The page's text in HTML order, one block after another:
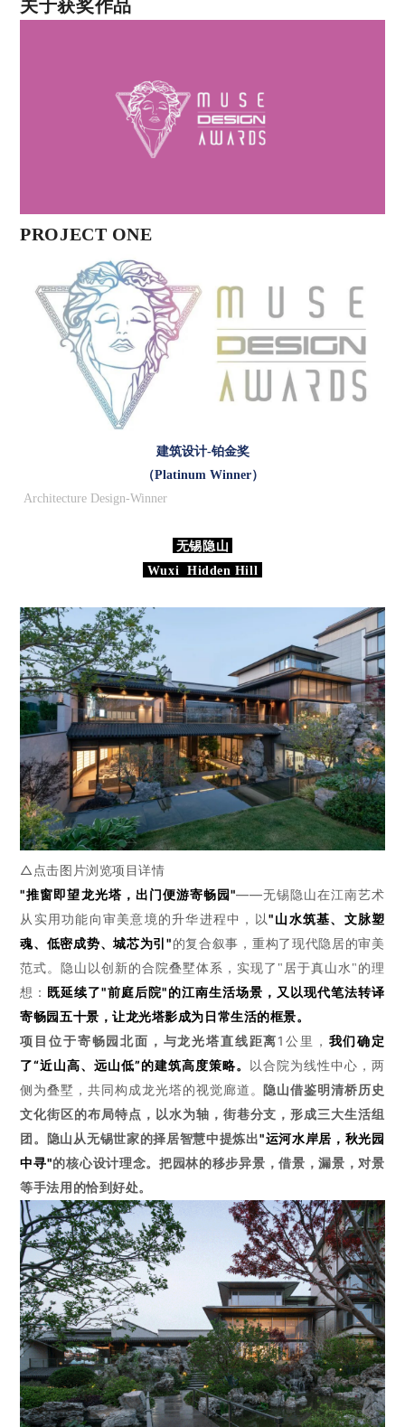
关于获奖作品
PROJECT ONE
建筑设计-铂金奖
（Platinum Winner）
Architecture Design-Winner
无锡隐山
Wuxi Hidden Hill
△点击图片浏览项目详情
"推窗即望龙光塔，出门便游寄畅园"——无锡隐山在江南艺术
从实用功能向审美意境的升华进程中，以"山水筑基、文脉塑
魂、低密成势、城芯为引"的复合叙事，重构了现代隐居的审美
范式。隐山以创新的合院叠墅体系，实现了 " 居于真山水 "的理
想： 既延续了"前庭后院"的江南生活场景，又以现代笔法转译
寄畅园五十景，让龙光塔影成为日常生活的框景。
项目位于寄畅园北面，与龙光塔直线距离 1公里， 我们确定
了“近山高、远山低”的建筑高度策略。 以合院为线性中心，两
侧为叠墅，共同构成龙光塔的视觉廊道。隐山借鉴明清桥历史
文化街区的布局特点，以水为轴，街巷分支，形成三大生活组
团。
隐山从无锡世家的择居智慧中提炼出"运河水岸居，秋光园
中寻"的核心设计理念。把园林的移步异景，借景，漏景，对景
等手法用的恰到好处。